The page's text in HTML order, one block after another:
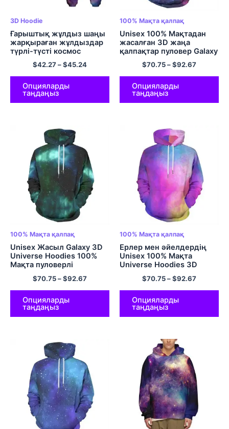
3D Hoodie
Ғарыштық жұлдыз шаңы
жарқыраған жұлдыздар
түрлі-түсті космос
капюди киімдері 3D
басып шығарылған Galaxy
капюшоны бар балаларға
арналған шалбар
$42.27–$45.24
Опцияларды
таңдаңыз
100% Мақта қалпақ
Unisex 100% Мақтадан
жасалған 3D жаңа
қалпақтар пуловер Galaxy
Hoodies
$70.75–$92.67
Опцияларды
таңдаңыз
100% Мақта қалпақ
Unisex Жасыл Galaxy 3D
Universe Hoodies 100%
Мақта пуловерлі
қалпақшалар Салқын
комфорт капюдилер
Салмағы бар капюшондар
$70.75–$92.67
Опцияларды
таңдаңыз
100% Мақта қалпақ
Ерлер мен әйелдердің
Unisex 100% Мақта
Universe Hoodies 3D
Жаңалық Сән Сандық
басып шығару пуловер
қалталары бар
капюшонды свитерлер
$70.75–$92.67
Опцияларды
таңдаңыз